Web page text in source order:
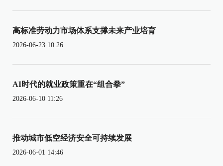
高标准劳动力市场体系支撑未来产业培育
2026-06-23 10:26
AI时代的就业政策重在“组合拳”
2026-06-10 11:26
推动城市低空经济安全可持续发展
2026-06-01 14:46